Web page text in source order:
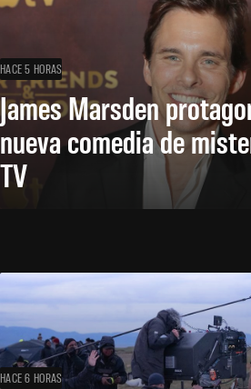
HACE 5 HORAS
James Marsden
nueva comedia de
TV
HACE 6 HORAS